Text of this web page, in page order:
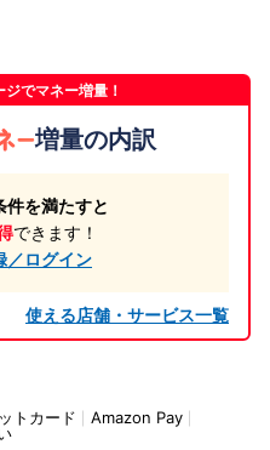
でマネー増量！
増量の内訳
件を満たすと
できます！
／ログイン
使える店舗・サービス一覧
トカード
Amazon Pay